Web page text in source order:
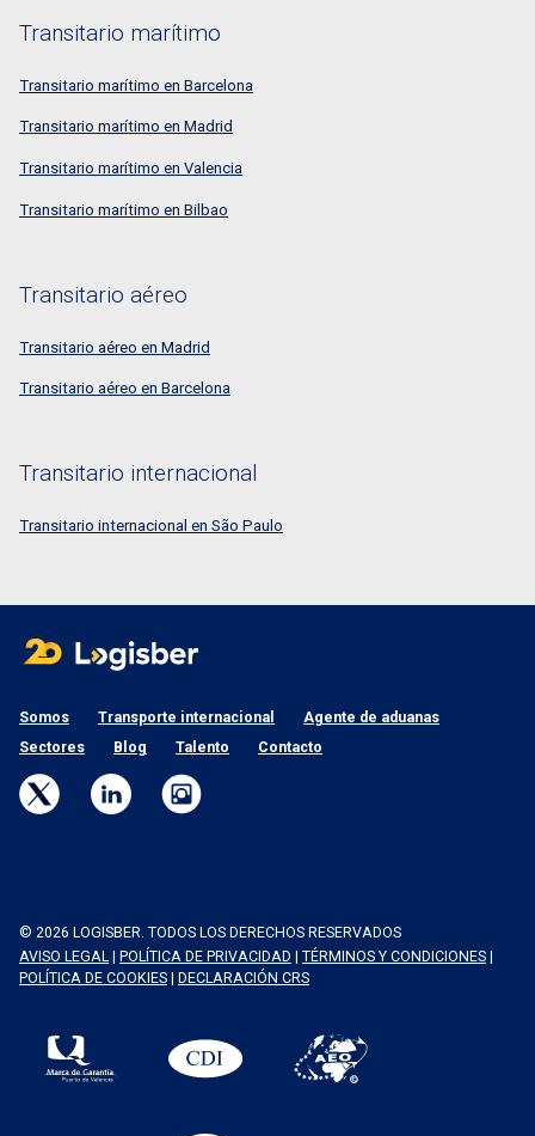
Transitario marítimo
Transitario marítimo en Barcelona
Transitario marítimo en Madrid
Transitario marítimo en Valencia
Transitario marítimo en Bilbao
Transitario aéreo
Transitario aéreo en Madrid
Transitario aéreo en Barcelona
Transitario internacional
Transitario internacional en São Paulo
Somos Transporte internacional
Agente de aduanas
Sectores
Blog Talento Contacto
© 2026 LOGISBER. TODOS LOS DERECHOS RESERVADOS
AVISO LEGAL | POLÍTICA DE PRIVACIDAD | TÉRMINOS Y CONDICIONES |
POLÍTICA DE COOKIES | DECLARACIÓN CRS